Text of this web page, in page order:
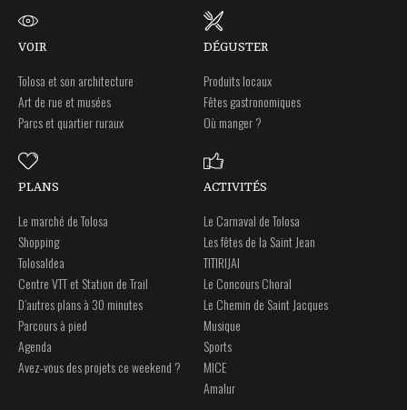
VOIR
Tolosa et son architecture
Art de rue et musées
Parcs et quartier ruraux
DÉGUSTER
Produits locaux
Fêtes gastronomiques
Où manger ?
PLANS
Le marché de Tolosa
Shopping
Tolosaldea
Centre VTT et Station de Trail
D’autres plans à 30 minutes
Parcours à pied
Agenda
Avez-vous des projets ce weekend ?
ACTIVITÉS
Le Carnaval de Tolosa
Les fêtes de la Saint Jean
TITIRIJAI
Le Concours Choral
Le Chemin de Saint Jacques
Musique
Sports
MICE
Amalur